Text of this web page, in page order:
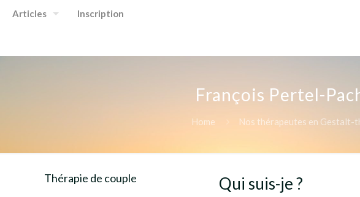
Articles Inscription
François Pertel-
Home Nos thérapeutes en Gestalt-
Qui suis-je ?
Thérapie de couple